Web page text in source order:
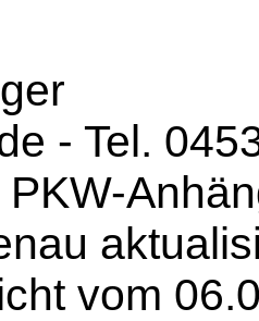
- Tel.
vom